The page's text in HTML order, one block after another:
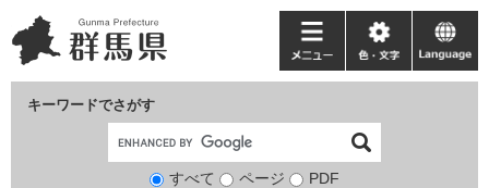
ー
ジ
ニ
ュ
キーワードでさがす
検
すべて ページ PDF
メ
ニ
ー
色・
文
language